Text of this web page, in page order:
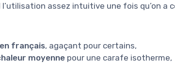
l’utilisation assez intuitive une fois qu’on a
français, agaçant pour certains,
moyenne pour une carafe isotherme,